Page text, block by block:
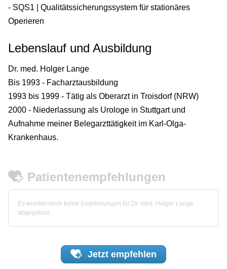
- SQS1 | Qualitätssicherungssystem für stationäres
Operieren
Lebenslauf und Ausbildung
Dr. med. Holger Lange
Bis 1993 - Facharztausbildung
1993 bis 1999 - Tätig als Oberarzt in Troisdorf (NRW)
2000 - Niederlassung als Urologe in Stuttgart und
Aufnahme meiner Belegarzttätigkeit im Karl-Olga-
Krankenhaus.
Patientenempfehlungen
Es wurden noch keine Empfehlungen für Dr. med. Holger Lange
abgegeben.
Jetzt empfehlen